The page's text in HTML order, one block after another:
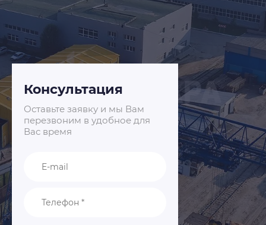
Консультация
Оставьте заявку и мы Вам
перезвоним в удобное для
Вас время